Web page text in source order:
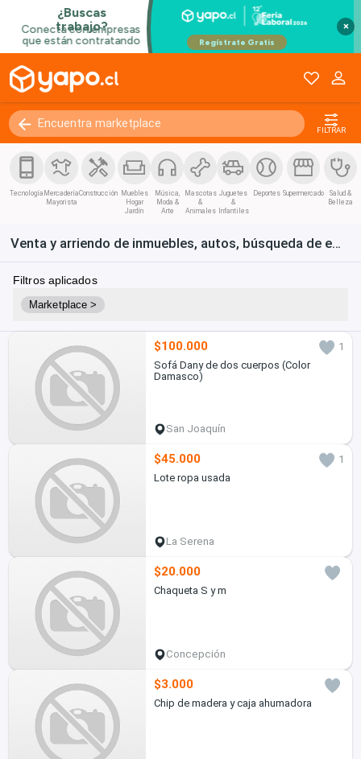
×
FILTRAR
Tecnología Mercadería
Mayorista
Construcción Muebles
Hogar
Jardín
Música,
Moda &
Arte
Mascotas
&
Animales
Juguetes
&
Infantiles
Deportes Supermercado
Salud &
Belleza
Venta y arriendo de inmuebles, autos, búsqueda de empleo y bienes de consumo en Chile
Filtros aplicados
Marketplace >
$100.000
1
Sofá Dany de dos cuerpos (Color
Damasco)
San Joaquín
$45.000
1
Lote ropa usada
La Serena
$20.000
Chaqueta S y m
Concepción
$3.000
Chip de madera y caja ahumadora